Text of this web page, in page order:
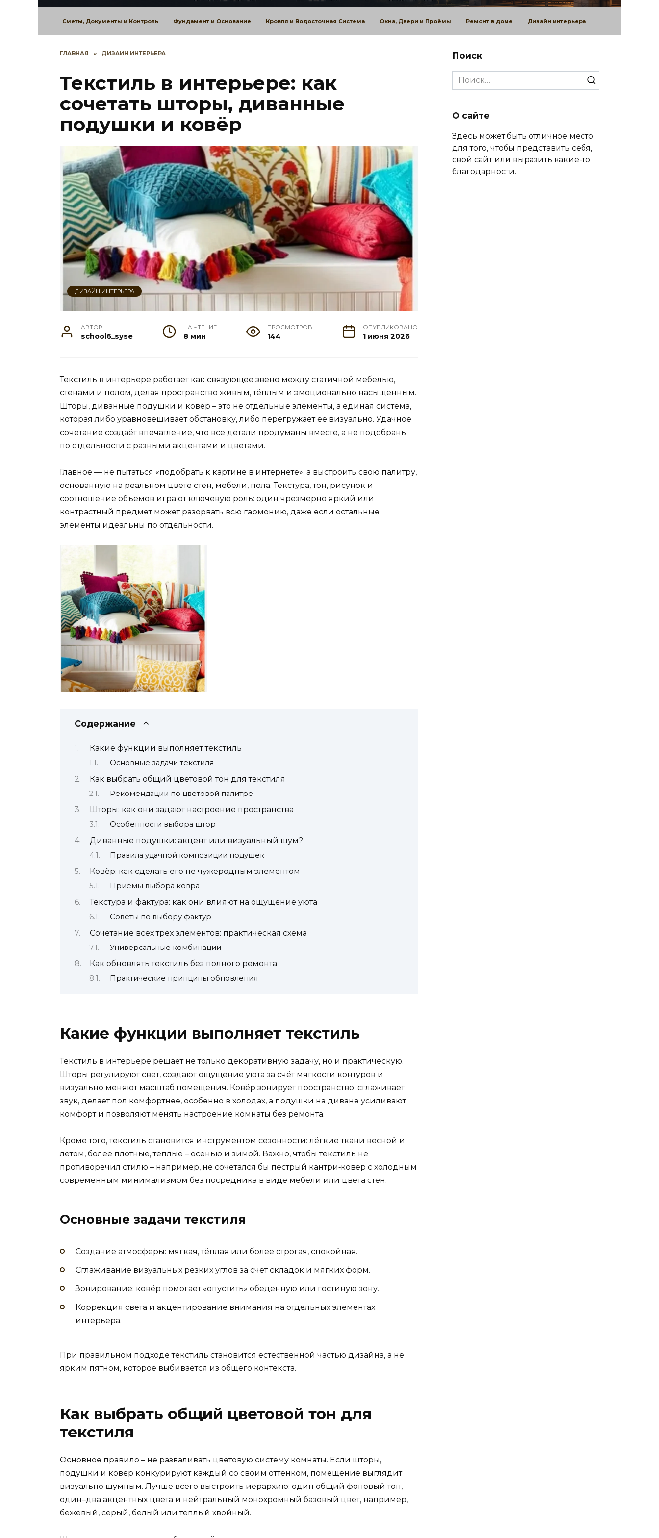
Сметы, Документы и Контроль Фундамент и Основание Кровля и Водосточная Система Окна, Двери и Проёмы Ремонт в доме Дизайн интерьера
ГЛАВНАЯ » ДИЗАЙН ИНТЕРЬЕРА
Текстиль в интерьере: как
сочетать шторы, диванные
подушки и ковёр
ДИЗАЙН ИНТЕРЬЕРА
АВТОР
school6_syse
НА ЧТЕНИЕ
8 мин
ПРОСМОТРОВ
144
ОПУБЛИКОВАНО
1 июня 2026
Текстиль в интерьере работает как связующее звено между статичной мебелью,
стенами и полом, делая пространство живым, тёплым и эмоционально насыщенным.
Шторы, диванные подушки и ковёр – это не отдельные элементы, а единая система,
которая либо уравновешивает обстановку, либо перегружает её визуально. Удачное
сочетание создаёт впечатление, что все детали продуманы вместе, а не подобраны
по отдельности с разными акцентами и цветами.
Главное — не пытаться «подобрать к картине в интернете», а выстроить свою палитру,
основанную на реальном цвете стен, мебели, пола. Текстура, тон, рисунок и
соотношение объемов играют ключевую роль: один чрезмерно яркий или
контрастный предмет может разорвать всю гармонию, даже если остальные
элементы идеальны по отдельности.
Содержание
Какие функции выполняет текстиль
Основные задачи текстиля
Как выбрать общий цветовой тон для текстиля
Рекомендации по цветовой палитре
Шторы: как они задают настроение пространства
Особенности выбора штор
Диванные подушки: акцент или визуальный шум?
Правила удачной композиции подушек
Ковёр: как сделать его не чужеродным элементом
Приёмы выбора ковра
Текстура и фактура: как они влияют на ощущение уюта
Советы по выбору фактур
Сочетание всех трёх элементов: практическая схема
Универсальные комбинации
Как обновлять текстиль без полного ремонта
Практические принципы обновления
Какие функции выполняет текстиль
Текстиль в интерьере решает не только декоративную задачу, но и практическую.
Шторы регулируют свет, создают ощущение уюта за счёт мягкости контуров и
визуально меняют масштаб помещения. Ковёр зонирует пространство, сглаживает
звук, делает пол комфортнее, особенно в холодах, а подушки на диване усиливают
комфорт и позволяют менять настроение комнаты без ремонта.
Кроме того, текстиль становится инструментом сезонности: лёгкие ткани весной и
летом, более плотные, тёплые – осенью и зимой. Важно, чтобы текстиль не
противоречил стилю – например, не сочетался бы пёстрый кантри‑ковёр с холодным
современным минимализмом без посредника в виде мебели или цвета стен.
Основные задачи текстиля
Создание атмосферы: мягкая, тёплая или более строгая, спокойная.
Сглаживание визуальных резких углов за счёт складок и мягких форм.
Зонирование: ковёр помогает «опустить» обеденную или гостиную зону.
Коррекция света и акцентирование внимания на отдельных элементах
интерьера.
При правильном подходе текстиль становится естественной частью дизайна, а не
ярким пятном, которое выбивается из общего контекста.
Как выбрать общий цветовой тон для
текстиля
Основное правило – не разваливать цветовую систему комнаты. Если шторы,
подушки и ковёр конкурируют каждый со своим оттенком, помещение выглядит
визуально шумным. Лучше всего выстроить иерархию: один общий фоновый тон,
один–два акцентных цвета и нейтральный монохромный базовый цвет, например,
бежевый, серый, белый или тёплый хвойный.
Поиск
Search
for:
О сайте
Здесь может быть отличное место
для того, чтобы представить себя,
свой сайт или выразить какие-то
благодарности.